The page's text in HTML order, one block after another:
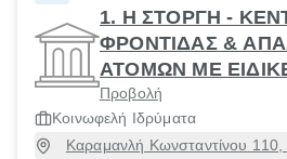
1. Η ΣΤΟΡΓΗ -
ΦΡΟΝΤΙΔΑΣ &
ΑΤΟΜΩΝ ΜΕ
Προβολή
Κοινωφελή Ιδρύματα
Καραμανλή Κωνσταντίνου 110,